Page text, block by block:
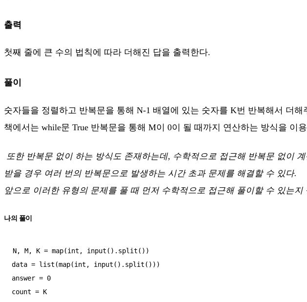
출력
첫째 줄에 큰 수의 법칙에 따라 더해진 답을 출력한다.
풀이
숫자들을 정렬하고 반복문을 통해 N-1 배열에 있는 숫자를 K번 반복해서 더
책에서는 while문 True 반복문을 통해 M이 0이 될 때까지 연산하는 방식을 이
또한 반복문 없이 하는 방식도 존재하는데, 수학적으로 접근해 반복문 없이
받을 경우 여러 번의 반복문으로 발생하는 시간 초과 문제를 해결할 수 있다.
앞으로 이러한 유형의 문제를 풀 때 먼저 수학적으로 접근해 풀이할 수 있는지
나의 풀이
N, M, K = map(int, input().split())
data = list(map(int, input().split()))
answer = 0
count = K